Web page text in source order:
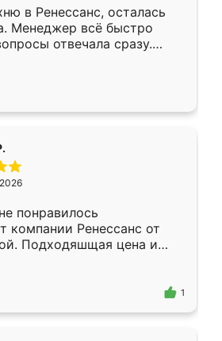
в Ренессанс, осталась
Менеджер всё быстро
отвечала сразу.
в субботу, подошёл к
Собрали
аккуратно, даже
понравилось
компании Ренессанс от
Подходяшщая цена и
изготовления. Приехавший
Владислав
эскизу самый
1